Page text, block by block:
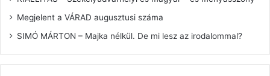
Megjelent a VÁRAD augusztusi száma
SIMÓ MÁRTON – Majka nélkül. De mi lesz az irodalommal?